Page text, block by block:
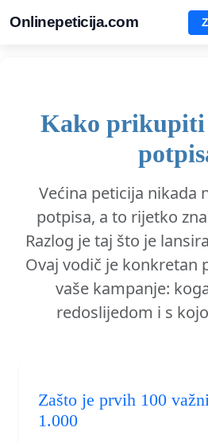
Onlinepeticija.com
Kako prikupiti
Većina peticija nikada
potpisa, a to rijetko
Razlog je taj što je
Ovaj vodič je konkretan
vaše kampanje:
redoslijedom i s
Zašto je prvih 100
1.000